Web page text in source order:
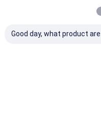
Good day, what product